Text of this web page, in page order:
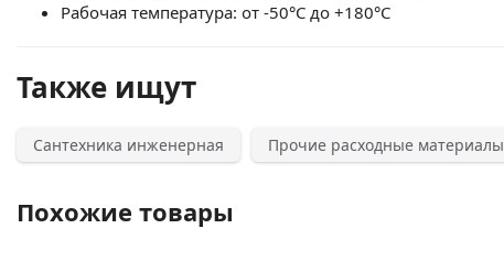
Рабочая температура: от -50°C до +180°С
Также ищут
Сантехника инженерная Прочие расходные материалы
Похожие товары